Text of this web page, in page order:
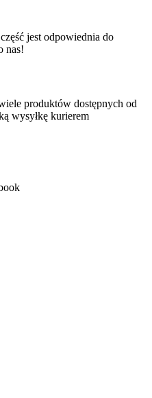
jest odpowiednia do
nas!
produktów dostępnych od
wysyłkę kurierem